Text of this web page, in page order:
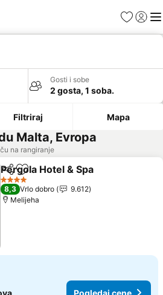
FavoritiPrijavi
Gosti i sobe
2 gosta, 1 soba.
Filtriraj Mapa
Malta, Evropa
na rangiranje
Deli Dodati u favorite
Pergola Hotel & Spa
4 Zvezdice
8,3 Vrlo dobro
9.612
Melijeha
Pogledaj cene